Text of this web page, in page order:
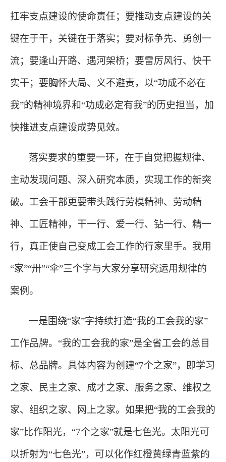
扛牢支点建设的使命责任；要推动支点建设的关
键在于干，关键在于落实；要对标争先、勇创一
流；要逢山开路、遇河架桥；要雷厉风行、快干
实干；要胸怀大局、义不避责，以“功成不必在
我”的精神境界和“功成必定有我”的历史担当，加
快推进支点建设成势见效。
落实要求的重要一环，在于自觉把握规律、
主动发现问题、深入研究本质，实现工作的新突
破。工会干部更要带头践行劳模精神、劳动精
神、工匠精神，干一行、爱一行、钻一行、精一
行，真正使自己变成工会工作的行家里手。我用
“家”“卅”“伞”三个字与大家分享研究运用规律的
案例。
一是围绕“家”字持续打造“我的工会我的家”
工作品牌。“我的工会我的家”是全省工会的总目
标、总品牌。具体内容为创建“7个之家”，即学习
之家、民主之家、成才之家、服务之家、维权之
家、组织之家、网上之家。如果把“我的工会我的
家”比作阳光，“7个之家”就是七色光。太阳光可
以折射为“七色光”，可以化作红橙黄绿青蓝紫的